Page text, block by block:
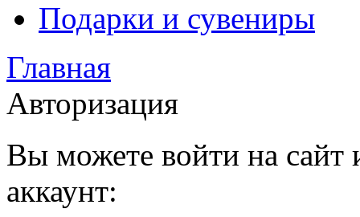
Подарки и сувениры
Главная
Авторизация
Вы можете войти на сайт
аккаунт: